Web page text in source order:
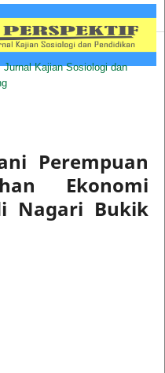
Kajian Sosiologi dan
Perempuan
Ekonomi
Nagari Bukik